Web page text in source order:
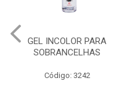
GEL INCOLOR PARA
SOBRANCELHAS
Código: 3242